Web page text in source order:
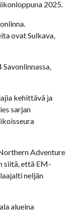
2025.
ovat Sulkava,
kehittävä ja
sarjan
Adventure
siitä, että EM-
neljän
alueina